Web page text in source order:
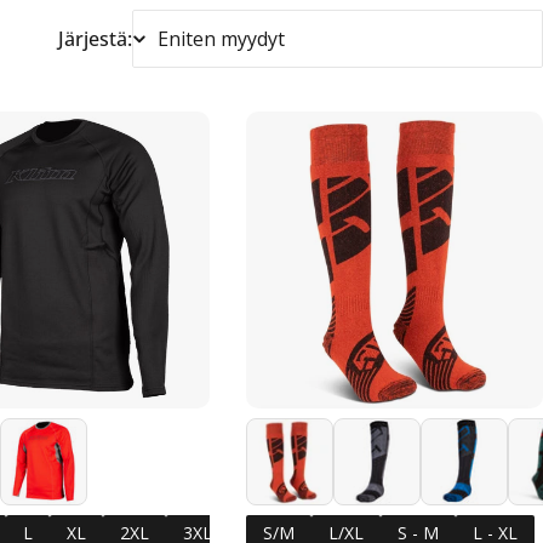
Järjestä:
L XL 2XL
3XL
S/M L/XL S - M
L - XL